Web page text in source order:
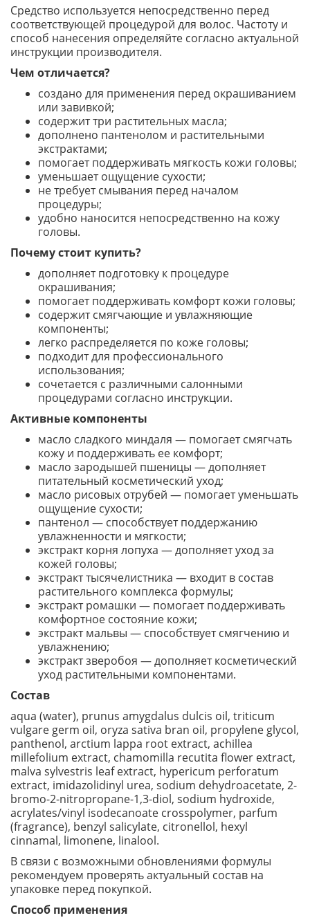
Средство используется непосредственно перед
соответствующей процедурой для волос. Частоту и
способ нанесения определяйте согласно актуальной
инструкции производителя.
Чем отличается?
создано для применения перед окрашиванием
или завивкой;
содержит три растительных масла;
дополнено пантенолом и растительными
экстрактами;
помогает поддерживать мягкость кожи головы;
уменьшает ощущение сухости;
не требует смывания перед началом
процедуры;
удобно наносится непосредственно на кожу
головы.
Почему стоит купить?
дополняет подготовку к процедуре
окрашивания;
помогает поддерживать комфорт кожи головы;
содержит смягчающие и увлажняющие
компоненты;
легко распределяется по коже головы;
подходит для профессионального
использования;
сочетается с различными салонными
процедурами согласно инструкции.
Активные компоненты
масло сладкого миндаля — помогает смягчать
кожу и поддерживать ее комфорт;
масло зародышей пшеницы — дополняет
питательный косметический уход;
масло рисовых отрубей — помогает уменьшать
ощущение сухости;
пантенол — способствует поддержанию
увлажненности и мягкости;
экстракт корня лопуха — дополняет уход за
кожей головы;
экстракт тысячелистника — входит в состав
растительного комплекса формулы;
экстракт ромашки — помогает поддерживать
комфортное состояние кожи;
экстракт мальвы — способствует смягчению и
увлажнению;
экстракт зверобоя — дополняет косметический
уход растительными компонентами.
Состав
aqua (water), prunus amygdalus dulcis oil, triticum
vulgare germ oil, oryza sativa bran oil, propylene glycol,
panthenol, arctium lappa root extract, achillea
millefolium extract, chamomilla recutita flower extract,
malva sylvestris leaf extract, hypericum perforatum
extract, imidazolidinyl urea, sodium dehydroacetate, 2-
bromo-2-nitropropane-1,3-diol, sodium hydroxide,
acrylates/vinyl isodecanoate crosspolymer, parfum
(fragrance), benzyl salicylate, citronellol, hexyl
cinnamal, limonene, linalool.
В связи с возможными обновлениями формулы
рекомендуем проверять актуальный состав на
упаковке перед покупкой.
Способ применения